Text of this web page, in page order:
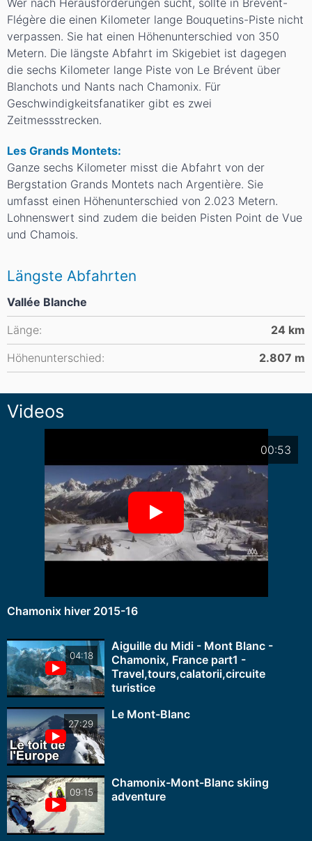
Flégère die einen Kilometer lange Bouquetins-Piste nicht
verpassen. Sie hat einen Höhenunterschied von 350
Metern. Die längste Abfahrt im Skigebiet ist dagegen
die sechs Kilometer lange Piste von Le Brévent über
Blanchots und Nants nach Chamonix. Für
Geschwindigkeitsfanatiker gibt es zwei
Zeitmessstrecken.
Les Grands Montets:
Ganze sechs Kilometer misst die Abfahrt von der
Bergstation Grands Montets nach Argentière. Sie
umfasst einen Höhenunterschied von 2.023 Metern.
Lohnenswert sind zudem die beiden Pisten Point de Vue
und Chamois.
Längste Abfahrten
Vallée Blanche
Länge:
24 km
Höhenunterschied:
2.807 m
Videos
00:53
Chamonix hiver 2015-16
04:18
Aiguille du Midi - Mont Blanc -
Chamonix, France part1 -
Travel,tours,calatorii,circuite
turistice
27:29
Le Mont-Blanc
09:15
Chamonix-Mont-Blanc skiing
adventure